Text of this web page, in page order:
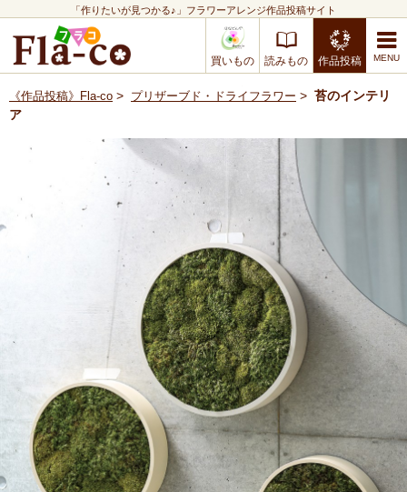
「作りたいが見つかる♪」フラワーアレンジ作品投稿サイト
買いもの 読みもの 作品投稿
《作品投稿》Fla-co > プリザーブド・ドライフラワー > 苔のインテリ
ア